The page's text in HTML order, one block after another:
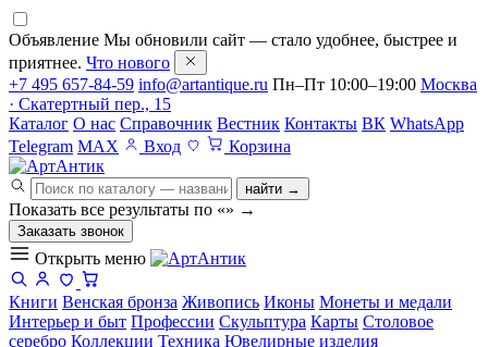
Объявление Мы обновили сайт — стало удобнее, быстрее и
приятнее. Что нового
+7 495 657-84-59 info@artantique.ru Пн–Пт 10:00–19:00 Москва
· Скатертный пер., 15
Каталог О нас Справочник Вестник Контакты ВК WhatsApp
Telegram MAX Вход Корзина
найти →
Показать все результаты по «» →
Заказать звонок
Открыть меню
Книги Венская бронза Живопись Иконы Монеты и медали
Интерьер и быт Профессии Скульптура Карты Столовое
серебро Коллекции Техника Ювелирные изделия